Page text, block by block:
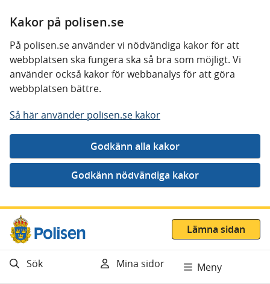
Kakor på polisen.se
På polisen.se använder vi nödvändiga kakor för att
webbplatsen ska fungera ska så bra som möjligt. Vi
använder också kakor för webbanalys för att göra
webbplatsen bättre.
Så här använder polisen.se kakor
Gå direkt till innehåll
Lämna sidan
Sök Mina sidor Meny